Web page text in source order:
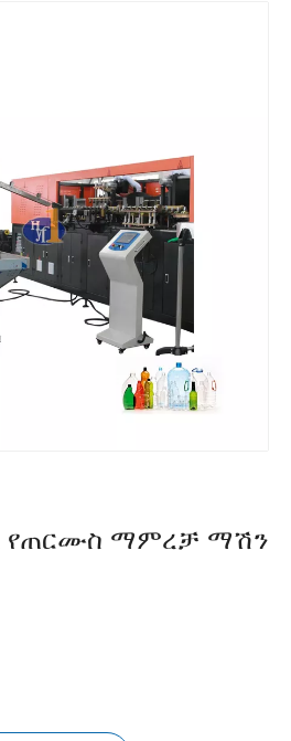
ማምረቻ ማሽን